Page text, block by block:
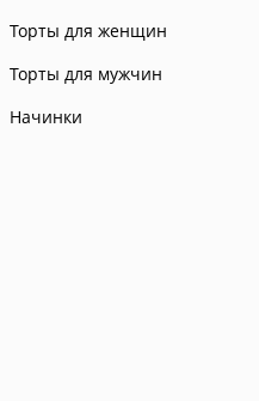
Торты для женщин
Торты для мужчин
Начинки